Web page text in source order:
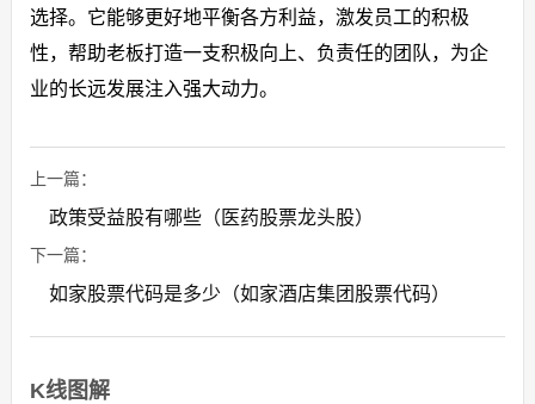
选择。它能够更好地平衡各方利益，激发员工的积极
性，帮助老板打造一支积极向上、负责任的团队，为企
业的长远发展注入强大动力。
上一篇：
政策受益股有哪些（医药股票龙头股）
下一篇：
如家股票代码是多少（如家酒店集团股票代码）
K线图解